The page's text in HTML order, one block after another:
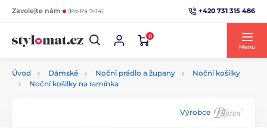
Zavolejte nám (Po-Pá 9-14) +420 731 315 486
0
Menu
Úvod Dámské Noční prádlo a župany
Noční košilky
Noční košilky na ramínka
Výrobce